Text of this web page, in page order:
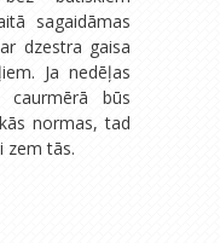
sagaidāmas
dzestra gaisa
Ja nedēļas
caurmērā būs
normas, tad
zem tās.